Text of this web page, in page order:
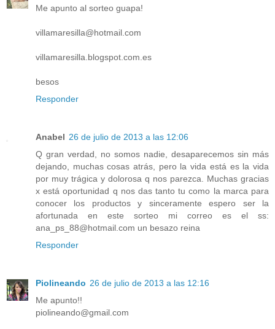
Me apunto al sorteo guapa!
villamaresilla@hotmail.com
villamaresilla.blogspot.com.es
besos
Responder
Anabel 26 de julio de 2013 a las 12:06
Q gran verdad, no somos nadie, desaparecemos sin más
dejando, muchas cosas atrás, pero la vida está es la vida
por muy trágica y dolorosa q nos parezca. Muchas gracias
x está oportunidad q nos das tanto tu como la marca para
conocer los productos y sinceramente espero ser la
afortunada en este sorteo mi correo es el ss:
ana_ps_88@hotmail.com un besazo reina
Responder
Piolineando 26 de julio de 2013 a las 12:16
Me apunto!!
piolineando@gmail.com